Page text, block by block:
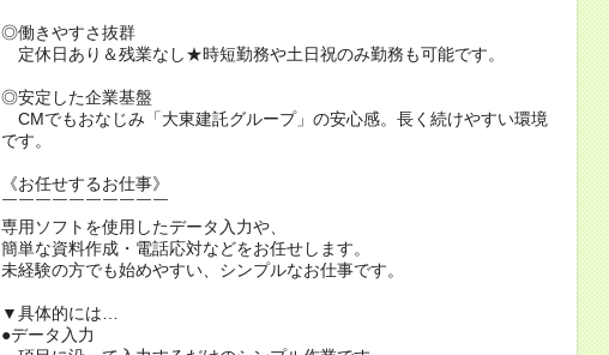
◎働きやすさ抜群
定休日あり＆残業なし★時短勤務や土日祝のみ勤務も可能です。
◎安定した企業基盤
CMでもおなじみ「大東建託グループ」の安心感。長く続けやすい環境
です。
《お任せするお仕事》
￣￣￣￣￣￣￣￣￣￣
専用ソフトを使用したデータ入力や、
簡単な資料作成・電話応対などをお任せします。
未経験の方でも始めやすい、シンプルなお仕事です。
▼具体的には…
●データ入力